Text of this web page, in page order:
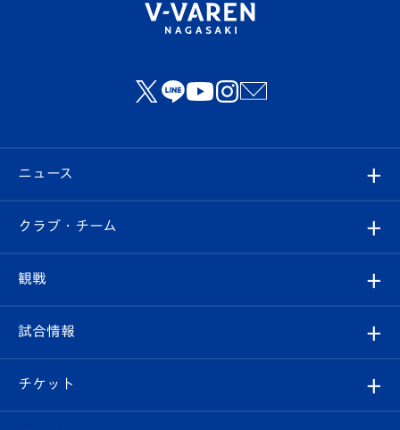
ニュース
すべて
クラブ
試合情報
クラブ・チーム
クラブ概要
エンブレム紹介
観戦
観戦ルール
はじめての観戦ガイド
試合情報
試合日程/結果
チケット